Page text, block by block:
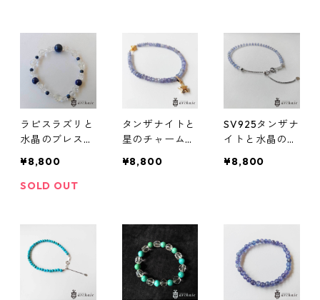
ラピスラズリと
水晶のブレスレ
¥8,800
SOLD OUT
タンザナイトと
星のチャームの
レット（ボタン
¥8,800
SV925タンザナ
イトと水晶のワ
ット（ボタンカ
¥8,800